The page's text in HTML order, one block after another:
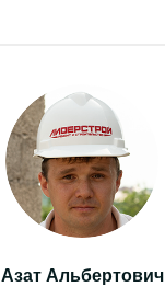
Азат Альбертович